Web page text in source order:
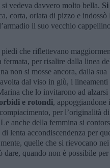
vedeva davvero molto bella. Si
corta, orlata di pizzo e indossò
il suo vecchio
che riflettevano
fermata, per risalire dalla linea
non si mosse ancora, dalla sua
dal viso in giù, i lineamenti
che lo invitarono ad alzarsi
e rotondi, appoggiandone
per l’originalità di
anche della femmina si
lenta accondiscendenza per
quelle che si rievocano nei
quando non è possibile